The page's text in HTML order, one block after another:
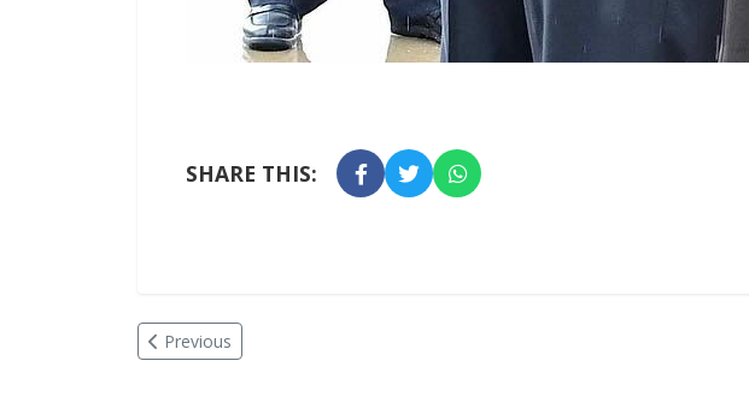
SHARE THIS:
Previous